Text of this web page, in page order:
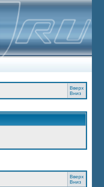
Вверх
Вниз
Вверх
Вниз